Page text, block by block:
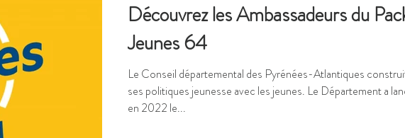
Découvrez les Ambassadeurs du
Jeunes 64
Le Conseil départemental des Pyrénées-Atlantiques
ses politiques jeunesse avec les jeunes. Le Département a
en 2022 le...